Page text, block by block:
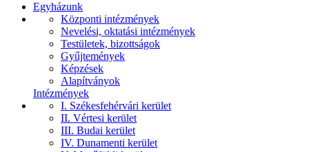
Egyházunk
Központi intézmények
Nevelési, oktatási intézmények
Testületek, bizottságok
Gyűjtemények
Képzések
Alapítványok
Intézmények
I. Székesfehérvári kerület
II. Vértesi kerület
III. Budai kerület
IV. Dunamenti kerület